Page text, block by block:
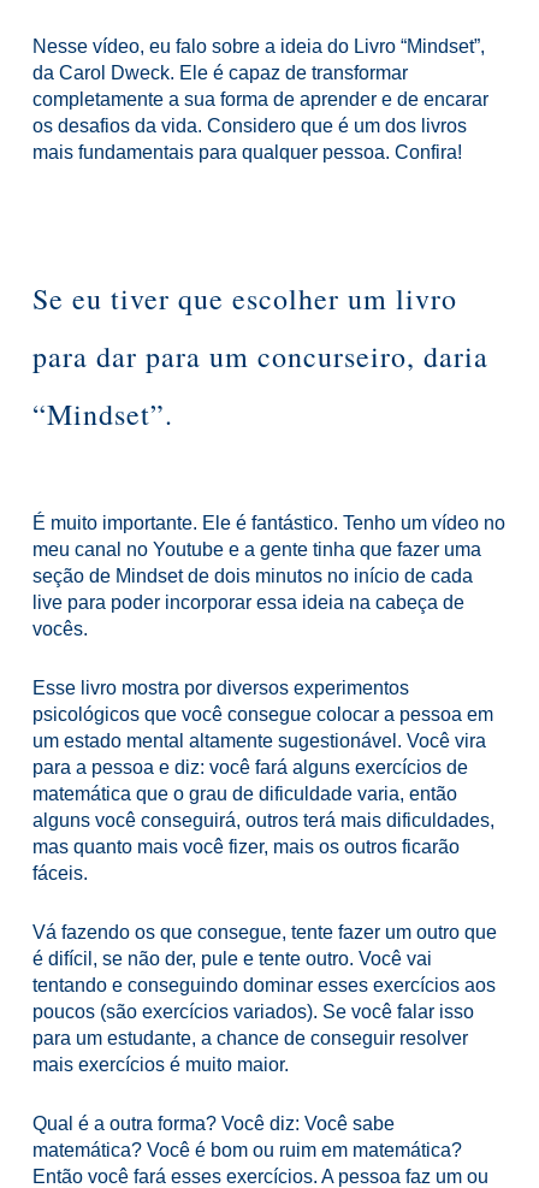
Nesse vídeo, eu falo sobre a ideia do Livro “Mindset”,
da Carol Dweck. Ele é capaz de transformar
completamente a sua forma de aprender e de encarar
os desafios da vida. Considero que é um dos livros
mais fundamentais para qualquer pessoa. Confira!
Se eu tiver que escolher um livro
para dar para um concurseiro, daria
“Mindset”.
É muito importante. Ele é fantástico. Tenho um vídeo no
meu canal no Youtube e a gente tinha que fazer uma
seção de Mindset de dois minutos no início de cada
live para poder incorporar essa ideia na cabeça de
vocês.
Esse livro mostra por diversos experimentos
psicológicos que você consegue colocar a pessoa em
um estado mental altamente sugestionável. Você vira
para a pessoa e diz: você fará alguns exercícios de
matemática que o grau de dificuldade varia, então
alguns você conseguirá, outros terá mais dificuldades,
mas quanto mais você fizer, mais os outros ficarão
fáceis.
Vá fazendo os que consegue, tente fazer um outro que
é difícil, se não der, pule e tente outro. Você vai
tentando e conseguindo dominar esses exercícios aos
poucos (são exercícios variados). Se você falar isso
para um estudante, a chance de conseguir resolver
mais exercícios é muito maior.
Qual é a outra forma? Você diz: Você sabe
matemática? Você é bom ou ruim em matemática?
Então você fará esses exercícios. A pessoa faz um ou